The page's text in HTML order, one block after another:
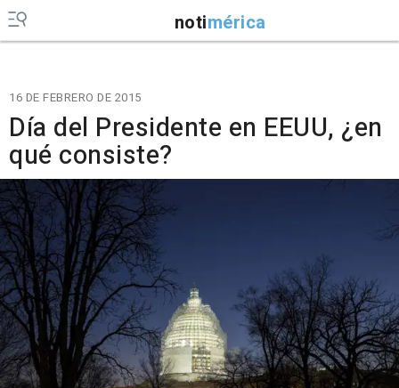
notimérica
16 DE FEBRERO DE 2015
Día del Presidente en EEUU, ¿en
qué consiste?